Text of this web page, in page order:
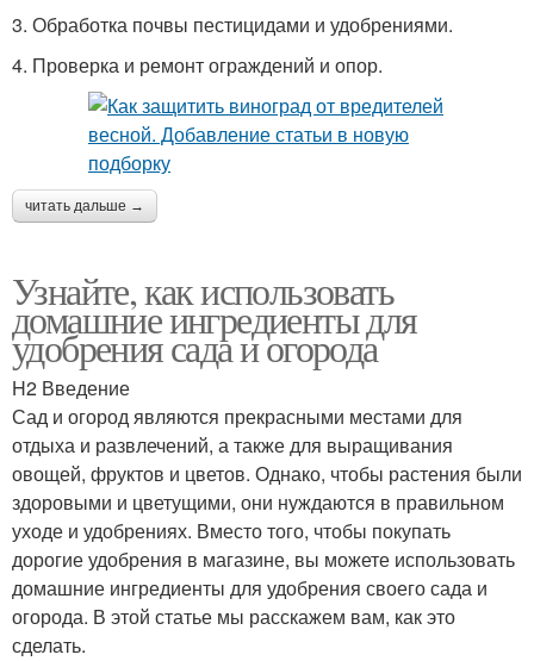
3. Обработка почвы пестицидами и удобрениями.
4. Проверка и ремонт ограждений и опор.
читать дальше →
Узнайте, как использовать
домашние ингредиенты для
удобрения сада и огорода
H2 Введение
Сад и огород являются прекрасными местами для
отдыха и развлечений, а также для выращивания
овощей, фруктов и цветов. Однако, чтобы растения были
здоровыми и цветущими, они нуждаются в правильном
уходе и удобрениях. Вместо того, чтобы покупать
дорогие удобрения в магазине, вы можете использовать
домашние ингредиенты для удобрения своего сада и
огорода. В этой статье мы расскажем вам, как это
сделать.